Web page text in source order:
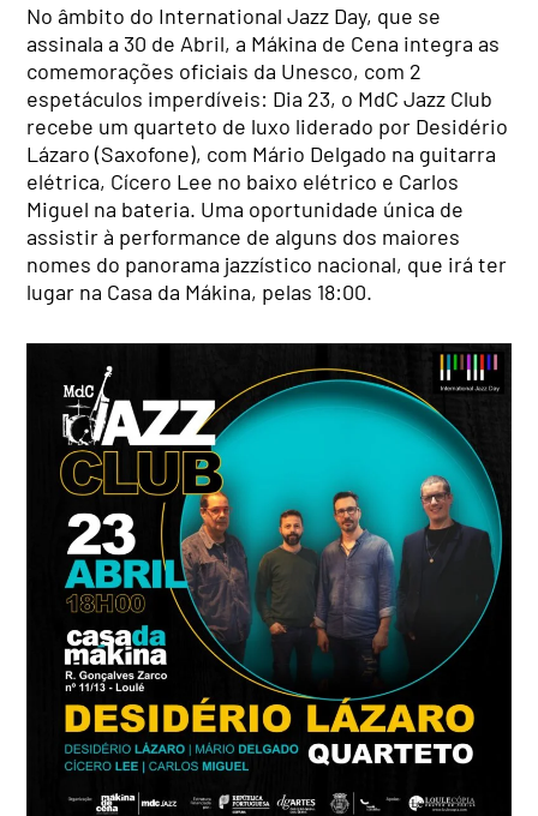
No âmbito do International Jazz Day, que se
assinala a 30 de Abril, a Mákina de Cena integra as
comemorações oficiais da Unesco, com 2
espetáculos imperdíveis: Dia 23, o MdC Jazz Club
recebe um quarteto de luxo liderado por Desidério
Lázaro (Saxofone), com Mário Delgado na guitarra
elétrica, Cícero Lee no baixo elétrico e Carlos
Miguel na bateria. Uma oportunidade única de
assistir à performance de alguns dos maiores
nomes do panorama jazzístico nacional, que irá ter
lugar na Casa da Mákina, pelas 18:00.